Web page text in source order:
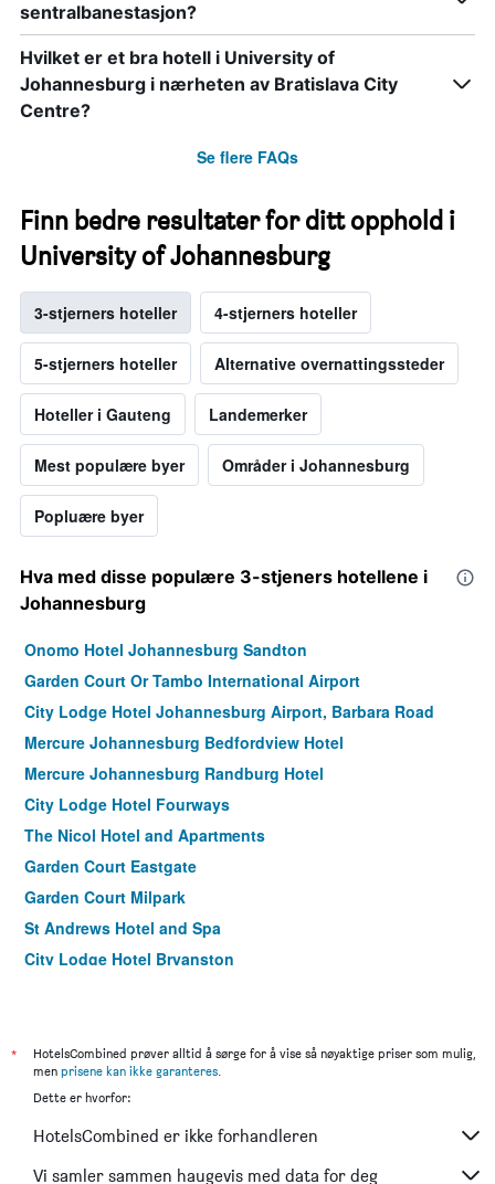
sentralbanestasjon?
Hvilket er et bra hotell i University of
Johannesburg i nærheten av Bratislava City
Centre?
Se flere FAQs
Finn bedre resultater for ditt opphold i
University of Johannesburg
3-stjerners hoteller 4-stjerners hoteller
5-stjerners hoteller Alternative overnattingssteder
Hoteller i Gauteng Landemerker
Mest populære byer Områder i Johannesburg
Popluære byer
Hva med disse populære 3-stjeners hotellene i
Johannesburg
Onomo Hotel Johannesburg Sandton
Garden Court Or Tambo International Airport
City Lodge Hotel Johannesburg Airport, Barbara Road
Mercure Johannesburg Bedfordview Hotel
Mercure Johannesburg Randburg Hotel
City Lodge Hotel Fourways
The Nicol Hotel and Apartments
Garden Court Eastgate
Garden Court Milpark
St Andrews Hotel and Spa
City Lodge Hotel Bryanston
Belvedere Estate Nomad Lodge
B&B on 8th Avenue
*
HotelsCombined prøver alltid å sørge for å vise så nøyaktige priser som mulig,
men prisene kan ikke garanteres.
Dette er hvorfor:
HotelsCombined er ikke forhandleren
Vi samler sammen haugevis med data for deg